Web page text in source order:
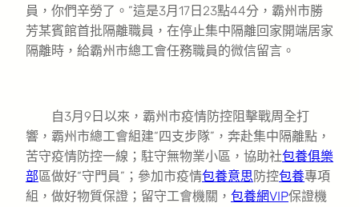
員，你們辛勞了。”這是3月17日23點44分，霸州市勝
芳某賓館首批隔離職員，在停止集中隔離回家開端居家
隔離時，給霸州市總工會任務職員的微信留言。
自3月9日以來，霸州市疫情防控阻擊戰周全打
響，霸州市總工會組建“四支步隊”，奔赴集中隔離點，
苦守疫情防控一線；駐守無物業小區，協助社包養俱樂
部區做好“守門員”；參加市疫情包養意思防控包養專項
組，做好物質保證；留守工會機關， 包養網VIP保證機